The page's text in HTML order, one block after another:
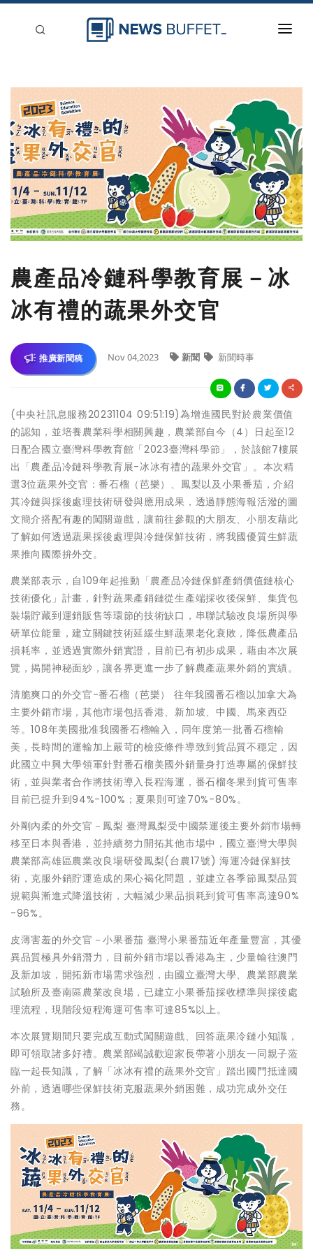
登入
刊登
農產品冷鏈科學教育展－冰
冰有禮的蔬果外交官
推廣新聞稿 Nov 04,2023 新聞 新聞時事
(中央社訊息服務20231104 09:51:19)為增進國民對於農業價值
的認知，並培養農業科學相關興趣，農業部自今（4）日起至12
日配合國立臺灣科學教育館「2023臺灣科學節」，於該館7樓展
出「農產品冷鏈科學教育展-冰冰有禮的蔬果外交官」。本次精
選3位蔬果外交官：番石榴（芭樂）、鳳梨以及小果番茄，介紹
其冷鏈與採後處理技術研發與應用成果，透過靜態海報活潑的圖
文簡介搭配有趣的闖關遊戲，讓前往參觀的大朋友、小朋友藉此
了解如何透過蔬果採後處理與冷鏈保鮮技術，將我國優質生鮮蔬
果推向國際拚外交。
農業部表示，自109年起推動「農產品冷鏈保鮮產銷價值鏈核心
技術優化」計畫，針對蔬果產銷鏈從生產端採收後保鮮、集貨包
裝場貯藏到運銷販售等環節的技術缺口，串聯試驗改良場所與學
研單位能量，建立關鍵技術延緩生鮮蔬果老化衰敗，降低農產品
損耗率，並透過實際外銷實證，目前已有初步成果，藉由本次展
覽，揭開神秘面紗，讓各界更進一步了解農產蔬果外銷的實績。
清脆爽口的外交官-番石榴（芭樂） 往年我國番石榴以加拿大為
主要外銷市場，其他市場包括香港、新加坡、中國、馬來西亞
等。108年美國批准我國番石榴輸入，同年度第一批番石榴輸
美，長時間的運輸加上嚴苛的檢疫條件導致到貨品質不穩定，因
此國立中興大學領軍針對番石榴美國外銷量身打造專屬的保鮮技
術，並與業者合作將技術導入長程海運，番石榴冬果到貨可售率
目前已提升到94%-100%；夏果則可達70%-80%。
外剛內柔的外交官－鳳梨 臺灣鳳梨受中國禁運後主要外銷市場轉
移至日本與香港，並持續努力開拓其他市場中，國立臺灣大學與
農業部高雄區農業改良場研發鳳梨(台農17號) 海運冷鏈保鮮技
術，克服外銷貯運造成的果心褐化問題，並建立各季節鳳梨品質
規範與漸進式降溫技術，大幅減少果品損耗到貨可售率高達90%
-96%。
皮薄害羞的外交官－小果番茄 臺灣小果番茄近年產量豐富，其優
異品質極具外銷潛力，目前外銷市場以香港為主，少量輸往澳門
及新加坡，開拓新市場需求強烈，由國立臺灣大學、農業部農業
試驗所及臺南區農業改良場，已建立小果番茄採收標準與採後處
理流程，現階段短程海運可售率可達85%以上。
本次展覽期間只要完成互動式闖關遊戲、回答蔬果冷鏈小知識，
即可領取諸多好禮。農業部竭誠歡迎家長帶著小朋友一同親子蒞
臨一起長知識，了解「冰冰有禮的蔬果外交官」踏出國門抵達國
外前，透過哪些保鮮技術克服蔬果外銷困難，成功完成外交任
務。